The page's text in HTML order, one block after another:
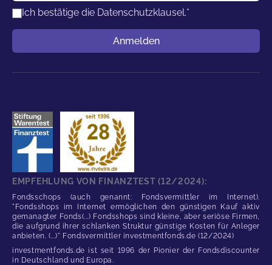
Ich bestätige die Datenschutzklausel.*
Anmelden
EMPFEHLUNG VON FINANZTEST (12/2024):
Fondsschops (auch genannt: Fondsvermittler im Internet).
"Fondsshops im Internet ermöglichen den günstigen Kauf aktiv
gemanagter Fonds(...) Fondsshops sind kleine, aber seriöse Firmen,
die aufgrund ihrer schlanken Struktur günstige Kosten für Anleger
anbieten. (...)" Fondsvermittler investmentfonds.de (12/2024)
investmentfonds.de ist seit 1996 der Pionier der Fondsdiscounter
in Deutschland und Europa.